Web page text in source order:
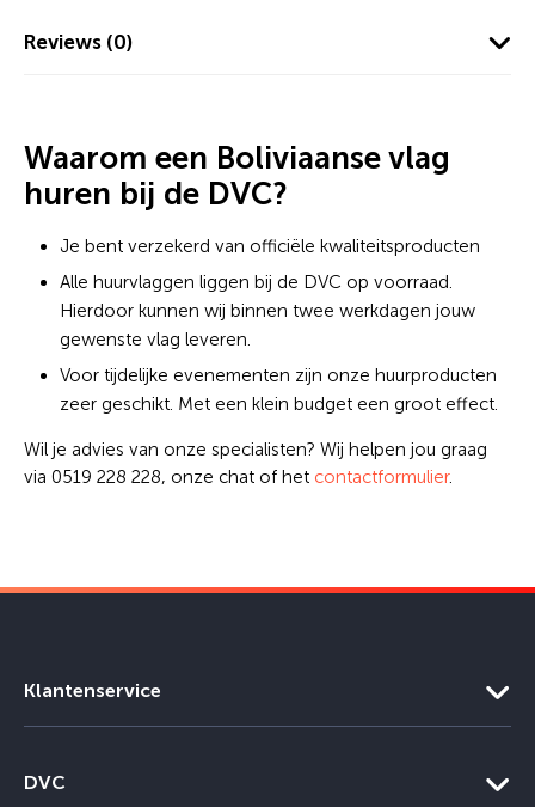
Reviews (0)
Waarom een Boliviaanse vlag
huren bij de DVC?
Je bent verzekerd van officiële kwaliteitsproducten
Alle huurvlaggen liggen bij de DVC op voorraad.
Hierdoor kunnen wij binnen twee werkdagen jouw
gewenste vlag leveren.
Voor tijdelijke evenementen zijn onze huurproducten
zeer geschikt. Met een klein budget een groot effect.
Wil je advies van onze specialisten? Wij helpen jou graag
via 0519 228 228, onze chat of het contactformulier.
Klantenservice
DVC